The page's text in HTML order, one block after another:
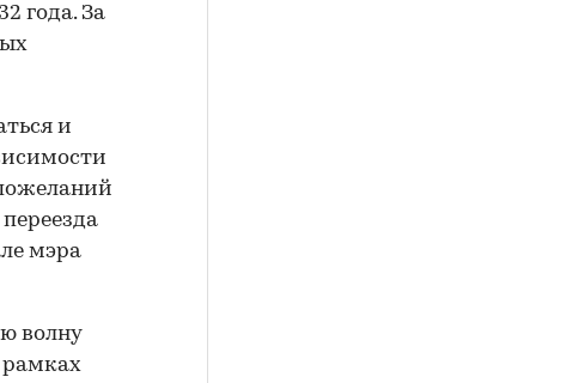
года. За
и
мэра
волну